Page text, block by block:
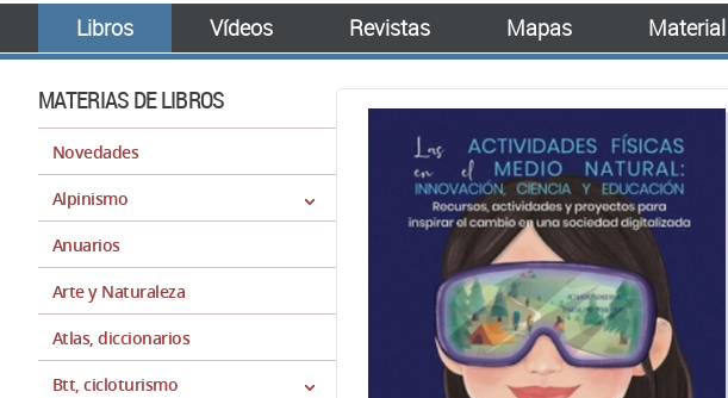
Libros Vídeos Revistas Mapas Material
MATERIAS DE LIBROS
Novedades
Alpinismo
Anuarios
Arte y Naturaleza
Atlas, diccionarios
Btt, cicloturismo